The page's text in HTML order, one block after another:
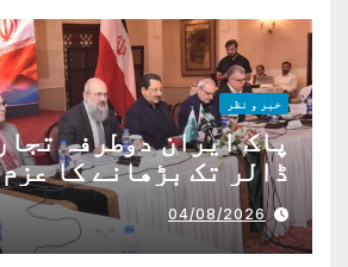
خبر و نظر
ڈالر تک بڑھانے کا عزم
04/08/2026